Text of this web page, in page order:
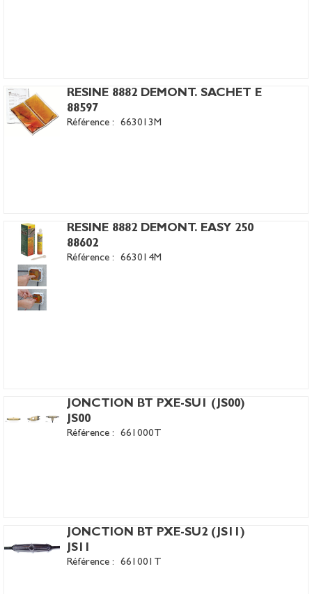
RESINE 8882 DEMONT. SACHET E
88597
Référence : 663013M
RESINE 8882 DEMONT. EASY 250
88602
Référence : 663014M
JONCTION BT PXE-SU1 (JS00)
JS00
Référence : 661000T
JONCTION BT PXE-SU2 (JS11)
JS11
Référence : 661001T